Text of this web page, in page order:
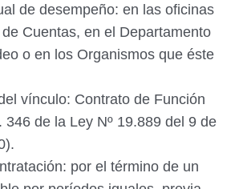
de desempeño: en las oficinas
Cuentas, en el Departamento
o en los Organismos que éste
vínculo: Contrato de Función
346 de la Ley Nº 19.889 del 9 de
por el término de un